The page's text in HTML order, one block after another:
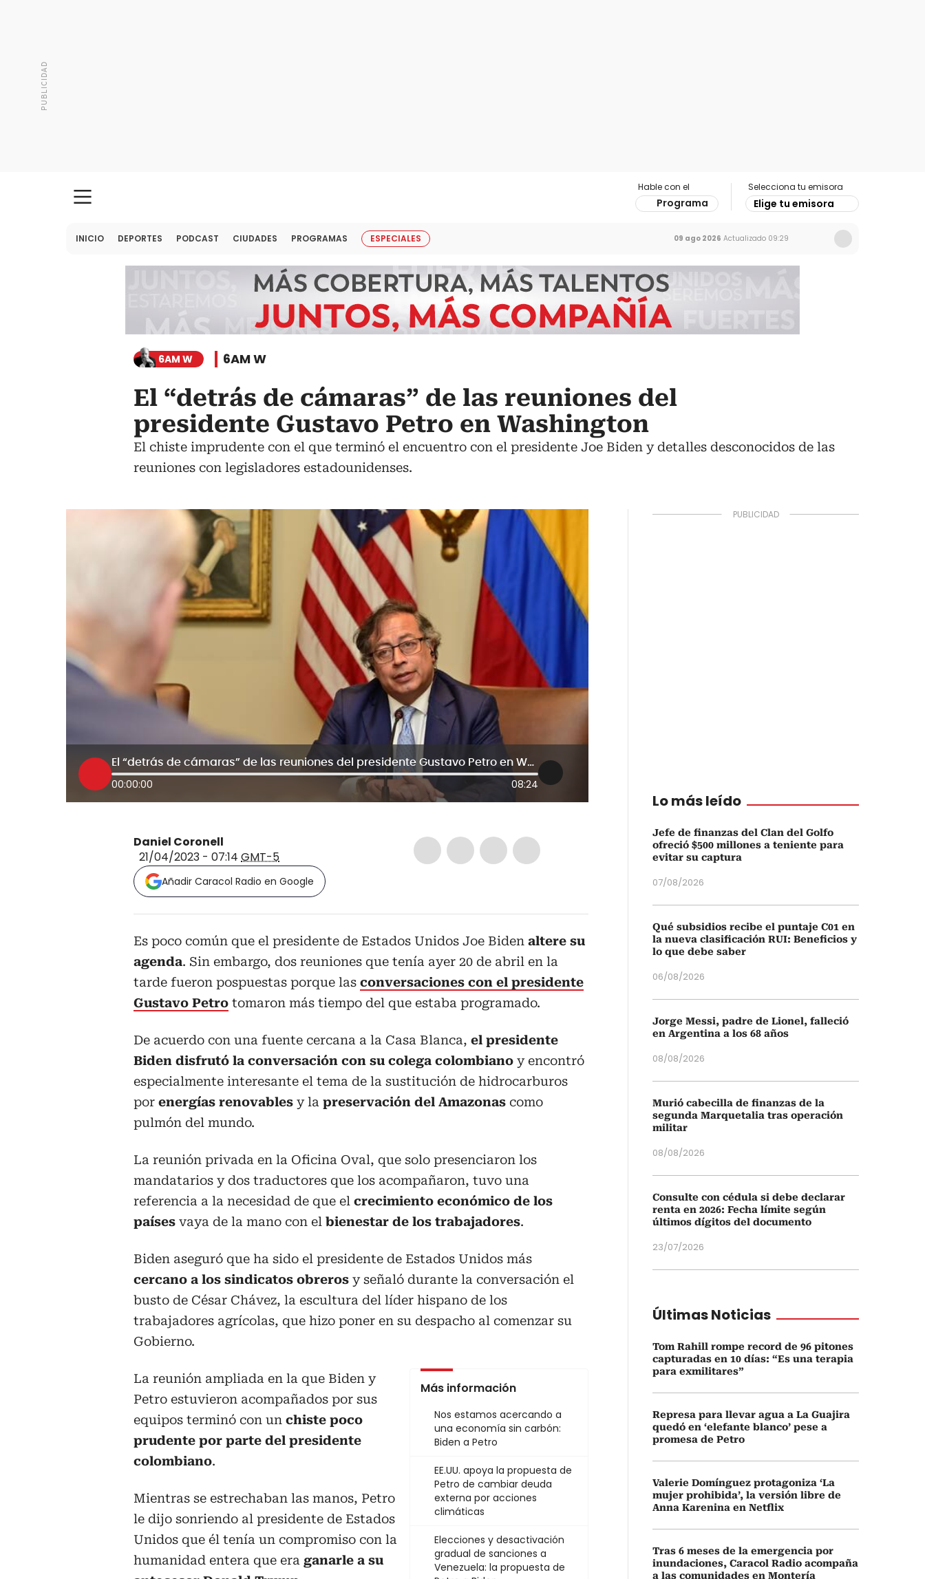
Hable con el
Programa
Selecciona tu emisora
Elige tu emisora
INICIO DEPORTES PODCAST CIUDADES PROGRAMAS ESPECIALES 09 ago 2026 Actualizado 09:29
6AM W 6AM W
El “detrás de cámaras” de las reuniones del
presidente Gustavo Petro en Washington
El chiste imprudente con el que terminó el encuentro con el presidente Joe Biden y detalles desconocidos de las
reuniones con legisladores estadounidenses.
El “detrás de cámaras” de las reuniones del presidente Gustavo Petro en Washington
00:00:00 08:24
Daniel Coronell
21/04/2023 - 07:14 GMT-5
Añadir Caracol Radio en Google
Es poco común que el presidente de Estados Unidos Joe Biden altere su
agenda. Sin embargo, dos reuniones que tenía ayer 20 de abril en la
tarde fueron pospuestas porque las conversaciones con el presidente
Gustavo Petro tomaron más tiempo del que estaba programado.
De acuerdo con una fuente cercana a la Casa Blanca, el presidente
Biden disfrutó la conversación con su colega colombiano y encontró
especialmente interesante el tema de la sustitución de hidrocarburos
por energías renovables y la preservación del Amazonas como
pulmón del mundo.
La reunión privada en la Oficina Oval, que solo presenciaron los
mandatarios y dos traductores que los acompañaron, tuvo una
referencia a la necesidad de que el crecimiento económico de los
países vaya de la mano con el bienestar de los trabajadores.
Biden aseguró que ha sido el presidente de Estados Unidos más
cercano a los sindicatos obreros y señaló durante la conversación el
busto de César Chávez, la escultura del líder hispano de los
trabajadores agrícolas, que hizo poner en su despacho al comenzar su
Gobierno.
Más información
Nos estamos acercando a
una economía sin carbón:
Biden a Petro
EE.UU. apoya la propuesta de
Petro de cambiar deuda
externa por acciones
climáticas
Elecciones y desactivación
gradual de sanciones a
Venezuela: la propuesta de
La reunión ampliada en la que Biden y
Petro estuvieron acompañados por sus
equipos terminó con un chiste poco
prudente por parte del presidente
colombiano.
Mientras se estrechaban las manos, Petro
le dijo sonriendo al presidente de Estados
Unidos que él tenía un compromiso con la
humanidad entera que era ganarle a su
Lo más leído
Jefe de finanzas del Clan del Golfo
ofreció $500 millones a teniente para
evitar su captura
07/08/2026
Qué subsidios recibe el puntaje C01 en
la nueva clasificación RUI: Beneficios y
lo que debe saber
06/08/2026
Jorge Messi, padre de Lionel, falleció
en Argentina a los 68 años
08/08/2026
Murió cabecilla de finanzas de la
segunda Marquetalia tras operación
militar
08/08/2026
Consulte con cédula si debe declarar
renta en 2026: Fecha límite según
últimos dígitos del documento
23/07/2026
Últimas Noticias
Tom Rahill rompe record de 96 pitones
capturadas en 10 días: “Es una terapia
para exmilitares”
Represa para llevar agua a La Guajira
quedó en ‘elefante blanco’ pese a
promesa de Petro
Valerie Domínguez protagoniza ‘La
mujer prohibida’, la versión libre de
Anna Karenina en Netflix
Tras 6 meses de la emergencia por
inundaciones, Caracol Radio acompaña
a las comunidades en Montería